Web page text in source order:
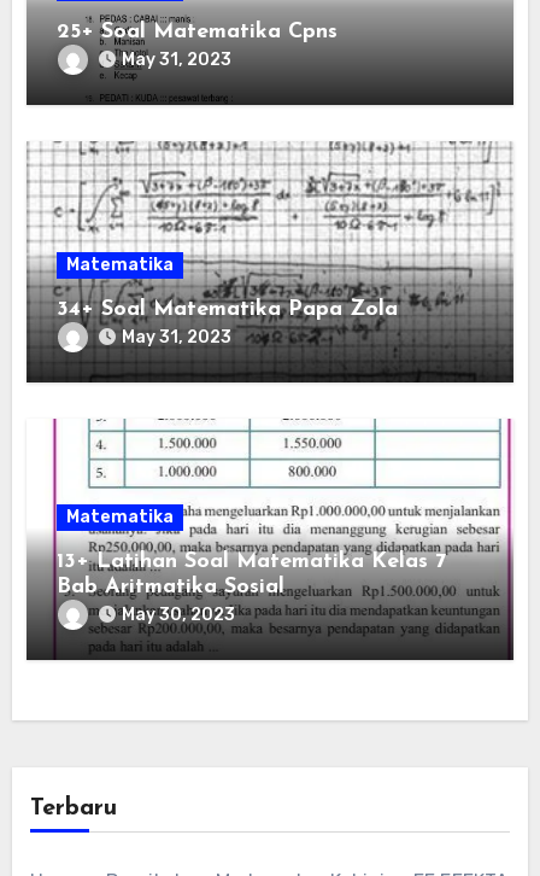
25+ Soal Matematika Cpns
May 31, 2023
Matematika
34+ Soal Matematika Papa Zola
May 31, 2023
Matematika
13+ Latihan Soal Matematika Kelas 7
Bab Aritmatika Sosial
May 30, 2023
Terbaru